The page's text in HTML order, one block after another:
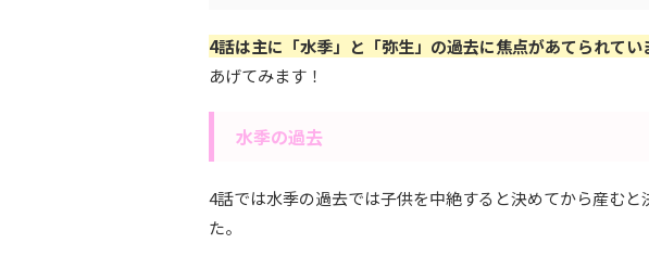
4話は主に「水季」と「弥生」の過去に焦点があてられてい
あげてみます！
水季の過去
4話では水季の過去では子供を中絶すると決めてから産む
た。